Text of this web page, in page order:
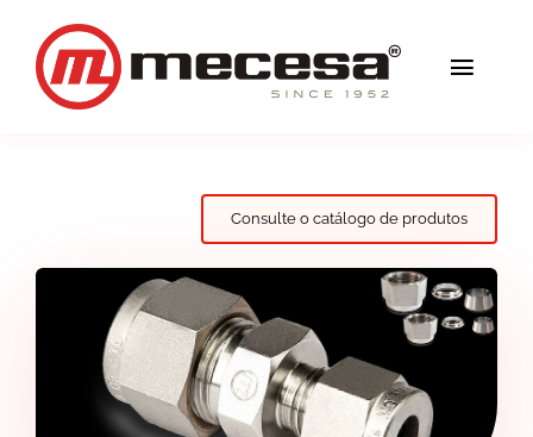
content
Consulte o catálogo de produtos